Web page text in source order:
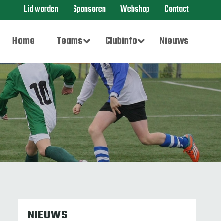
Lid worden Sponsoren Webshop Contact
Home Teams Clubinfo Nieuws
NIEUWS